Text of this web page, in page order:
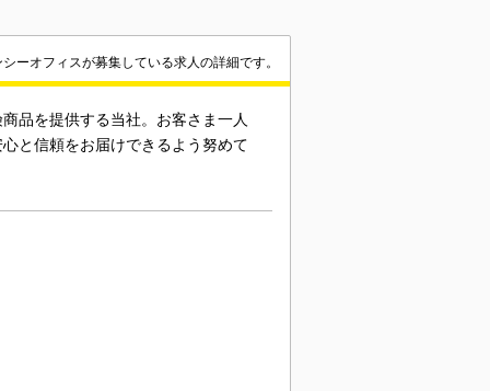
オフィスが募集している求人の詳細です。
品を提供する当社。お客さま一人
と信頼をお届けできるよう努めて